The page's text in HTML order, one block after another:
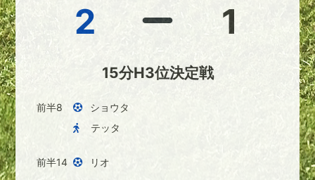
2 1
15分H3位決定戦
前半8
ショウタ
テッタ
前半14 リオ